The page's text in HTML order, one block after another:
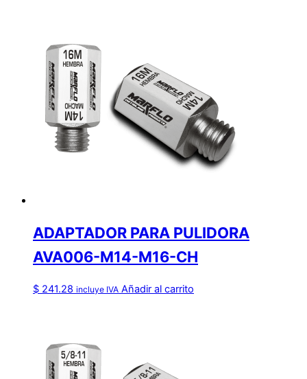
ADAPTADOR PARA PULIDORA
AVA006-M14-M16-CH
$ 241.28 incluye IVA Añadir al carrito